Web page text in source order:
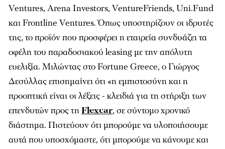
Ventures, Arena Investors, VentureFriends, Uni.Fund
και Frontline Ventures. Όπως υποστηρίζουν οι ιδρυτές
της, το προϊόν που προσφέρει η εταιρεία συνδυάζει τα
οφέλη του παραδοσιακού leasing με την απόλυτη
ευελιξία. Μιλώντας στο Fortune Greece, ο Γιώργος
Δεσύλλας επισημαίνει ότι «η εμπιστοσύνη και η
προοπτική είναι οι λέξεις - κλειδιά για τη στήριξη των
επενδυτών προς τηFlexcar, σε σύντομο χρονικό
διάστημα. Πιστεύουν ότι μπορούμε να υλοποιήσουμε
αυτά που υποσχόμαστε, ότι μπορούμε να κάνουμε και